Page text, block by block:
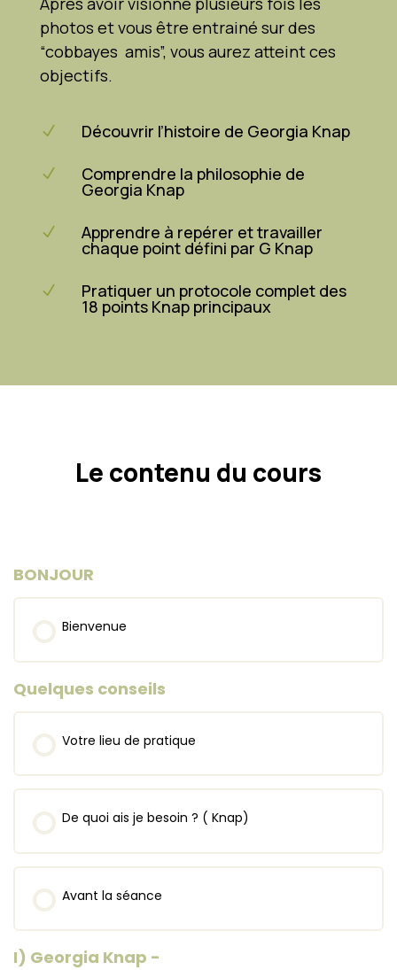
photos et vous être entrainé sur des
“cobbayes amis”, vous aurez atteint ces
objectifs.
N Découvrir l’histoire de Georgia Knap
N Comprendre la philosophie de
Georgia Knap
N Apprendre à repérer et travailler
chaque point défini par G Knap
N Pratiquer un protocole complet des
18 points Knap principaux
Le contenu du cours
BONJOUR
Bienvenue
Quelques conseils
Votre lieu de pratique
De quoi ais je besoin ? ( Knap)
Avant la séance
I) Georgia Knap -